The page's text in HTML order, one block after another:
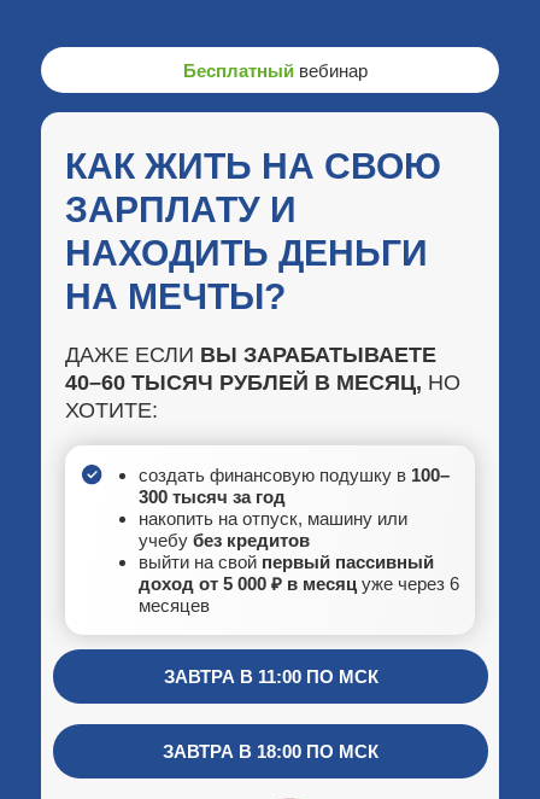
КАК ЖИТЬ НА СВОЮ
ЗАРПЛАТУ И
НАХОДИТЬ ДЕНЬГИ
НА МЕЧТЫ?
создать финансовую подушку в 100–
300 тысяч за год
накопить на отпуск, машину или
учебу без кредитов
выйти на свой первый пассивный
доход от 5 000 ₽ в месяц уже через 6
месяцев
ДАЖЕ ЕСЛИ ВЫ ЗАРАБАТЫВАЕТЕ
40–60 ТЫСЯЧ РУБЛЕЙ В МЕСЯЦ, НО
ХОТИТЕ:
Бесплатный вебинар
ЗАВТРА В 11:00 ПО МСК
ЗАВТРА В 18:00 ПО МСК